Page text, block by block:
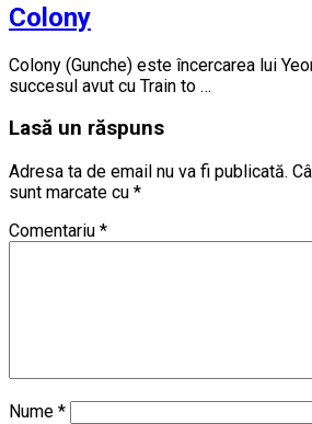
Colony
Colony (Gunche) este încercarea lui
succesul avut cu Train to …
Lasă un răspuns
Adresa ta de email nu va fi publicată.
sunt marcate cu *
Comentariu *
Nume *